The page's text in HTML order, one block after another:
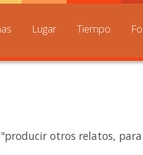
Lugar Tiempo
otros relatos,